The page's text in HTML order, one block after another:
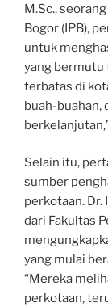
M.Sc.,
Bogor (IPB),
untuk
yang bermutu
terbatas di
buah-buahan,
Selain itu,
sumber
perkotaan. Dr.
dari Fakultas
yang mulai
“Mereka
perkotaan,